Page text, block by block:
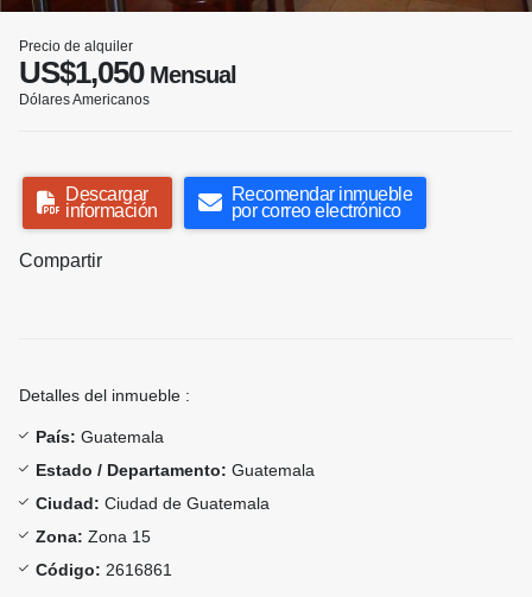
Precio de alquiler
US$1,050Mensual
Dólares Americanos
Descargar
información
Recomendar inmueble
por correo electrónico
Compartir
Detalles del inmueble :
País: Guatemala
Estado / Departamento: Guatemala
Ciudad: Ciudad de Guatemala
Zona: Zona 15
Código: 2616861